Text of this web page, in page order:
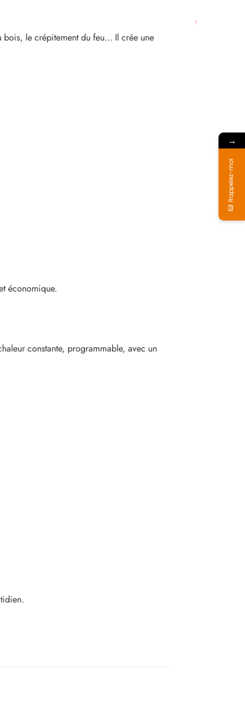
bois, le crépitement du feu… Il crée une
économique.
constante, programmable, avec un
→
Rappelez-moi